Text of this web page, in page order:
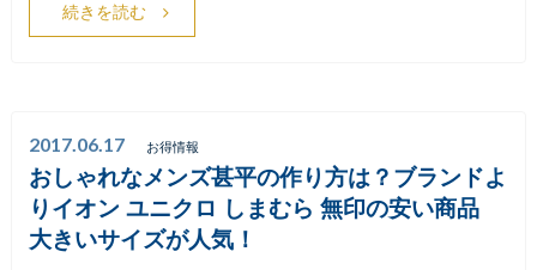
続きを読む
2017.06.17 お得情報
おしゃれなメンズ甚平の作り方は？ブランドよ
りイオン ユニクロ しまむら 無印の安い商品
大きいサイズが人気！